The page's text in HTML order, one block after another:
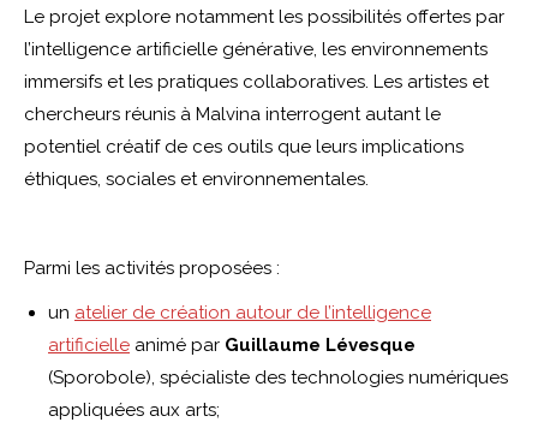
Le projet explore notamment les possibilités offertes par
l’intelligence artificielle générative, les environnements
immersifs et les pratiques collaboratives. Les artistes et
chercheurs réunis à Malvina interrogent autant le
potentiel créatif de ces outils que leurs implications
éthiques, sociales et environnementales.
Parmi les activités proposées :
un atelier de création autour de l’intelligence
artificielle animé par Guillaume Lévesque
(Sporobole), spécialiste des technologies numériques
appliquées aux arts;